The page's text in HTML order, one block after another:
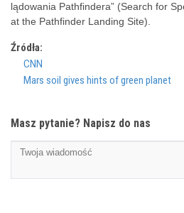
lądowania Pathfindera” (Search for
at the Pathfinder Landing Site).
Źródła:
CNN
Mars soil gives hints of green planet
Masz pytanie? Napisz do nas